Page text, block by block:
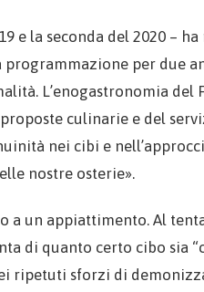
e la seconda del 2020 –
per due
L’enogastronomia
culinarie e del
nei cibi e
nostre osterie».
a un appiattimento. Al
di quanto certo cibo sia
ripetuti sforzi di